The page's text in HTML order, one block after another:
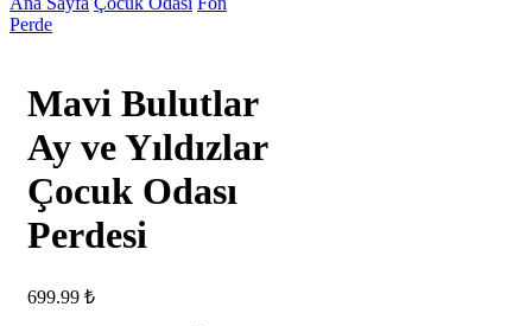
Perde
Mavi Bulutlar
Ay ve Yıldızlar
Çocuk Odası
Perdesi
699.99 ₺